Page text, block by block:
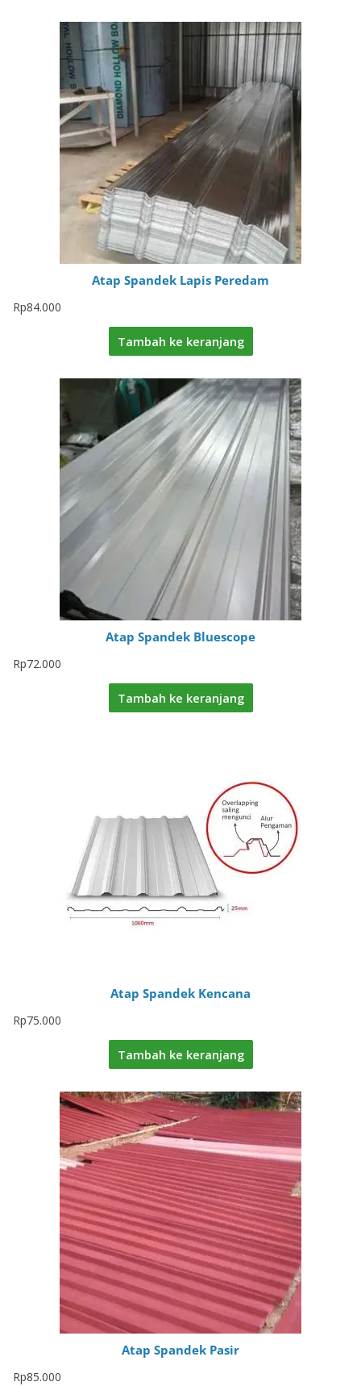
Atap Spandek Lapis Peredam
Rp84.000
Tambah ke keranjang
Atap Spandek Bluescope
Rp72.000
Tambah ke keranjang
Atap Spandek Kencana
Rp75.000
Tambah ke keranjang
Atap Spandek Pasir
Rp85.000